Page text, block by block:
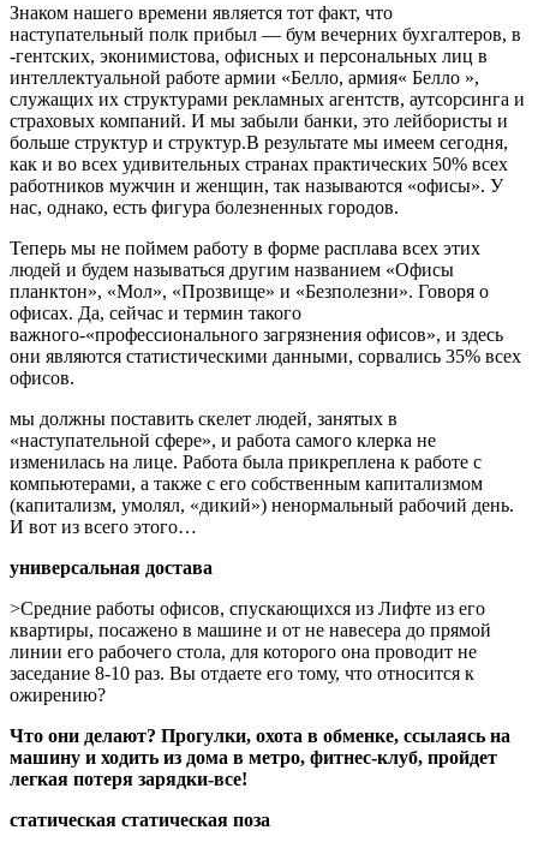
Знаком нашего времени является тот факт, что
наступательный полк прибыл — бум вечерних бухгалтеров, в
-гентских, эконимистова, офисных и персональных лиц в
интеллектуальной работе армии «Белло, армия« Белло »,
служащих их структурами рекламных агентств, аутсорсинга и
страховых компаний. И мы забыли банки, это лейбористы и
больше структур и структур.В результате мы имеем сегодня,
как и во всех удивительных странах практических 50% всех
работников мужчин и женщин, так называются «офисы». У
нас, однако, есть фигура болезненных городов.
Теперь мы не поймем работу в форме расплава всех этих
людей и будем называться другим названием «Офисы
планктон», «Мол», «Прозвище» и «Безполезни». Говоря о
офисах. Да, сейчас и термин такого
важного-«профессионального загрязнения офисов», и здесь
они являются статистическими данными, сорвались 35% всех
офисов.
мы должны поставить скелет людей, занятых в
«наступательной сфере», и работа самого клерка не
изменилась на лице. Работа была прикреплена к работе с
компьютерами, а также с его собственным капитализмом
(капитализм, умолял, «дикий») ненормальный рабочий день.
И вот из всего этого…
универсальная достава
>Средние работы офисов, спускающихся из Лифте из его
квартиры, посажено в машине и от не навесера до прямой
линии его рабочего стола, для которого она проводит не
заседание 8-10 раз. Вы отдаете его тому, что относится к
ожирению?
Что они делают? Прогулки, охота в обменке, ссылаясь на
машину и ходить из дома в метро, ​​фитнес-клуб, пройдет
легкая потеря зарядки-все!
статическая статическая поза